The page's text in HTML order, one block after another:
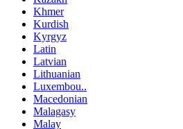
Khmer
Kurdish
Kyrgyz
Latin
Latvian
Lithuanian
Luxembou..
Macedonian
Malagasy
Malay